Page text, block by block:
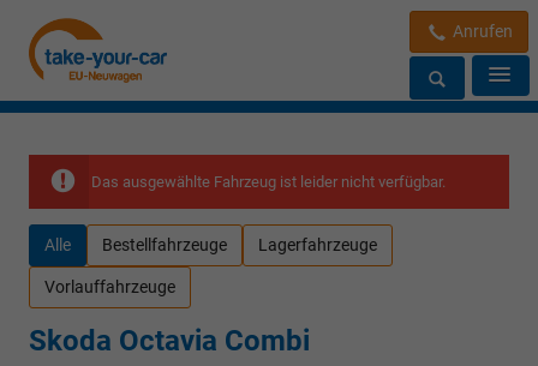
Anrufen
Das ausgewählte Fahrzeug ist leider nicht verfügbar.
Alle Bestellfahrzeuge Lagerfahrzeuge
Vorlauffahrzeuge
Skoda Octavia Combi